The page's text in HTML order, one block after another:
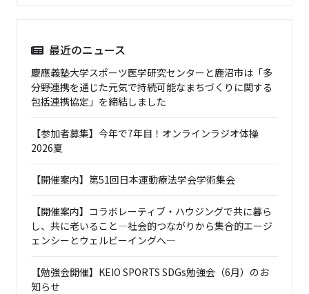
最近のニュース
慶應義塾大学スポーツ医学研究センターと鹿沼市は「多
分野連携を通じた元気で持続可能なまちづくりに関する
包括連携協定」を締結しました
【参加者募集】今年で7年目！オンラインラジオ体操
2026夏
【開催案内】第51回日本運動療法学会学術集会
【開催案内】コラボレーティブ・ハウジングで共に暮ら
し、共に老いること―社会的つながりから集合的エージ
ェンシーとウェルビーイングへ―
【勉強会開催】KEIO SPORTS SDGs勉強会（6月）のお
知らせ